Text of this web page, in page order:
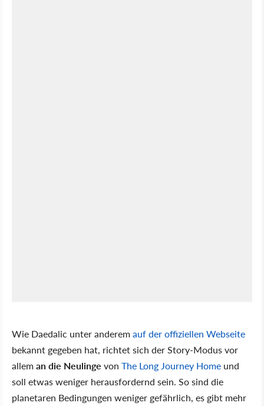
Wie Daedalic unter anderemauf der offiziellen Webseite
bekannt gegeben hat, richtet sich der Story-Modus vor
alleman die Neulinge von The Long Journey Home und
soll etwas weniger herausfordernd sein. So sind die
planetaren Bedingungen weniger gefährlich, es gibt mehr